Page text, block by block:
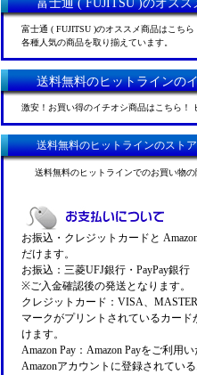
富士通 ( FUJITSU )のオスス
富士通 ( FUJITSU )のオススメ商品はこちら
各種人気の商品を取り揃えています。
送料無料のヒットラインの
激安！お買い得のイチオシ商品はこちら！
送料無料のヒットラインのスト
送料無料のヒットラインでのお買い物
お振込・クレジットカードと
だけます。
お振込：三菱UFJ銀行・PayPay銀行
※ご入金確認後の発送となります。
クレジットカード：VISA、
マークがプリントされているカード
けます。
Amazon Pay：Amazon Payをご利用
Amazonアカウントに登録されてい